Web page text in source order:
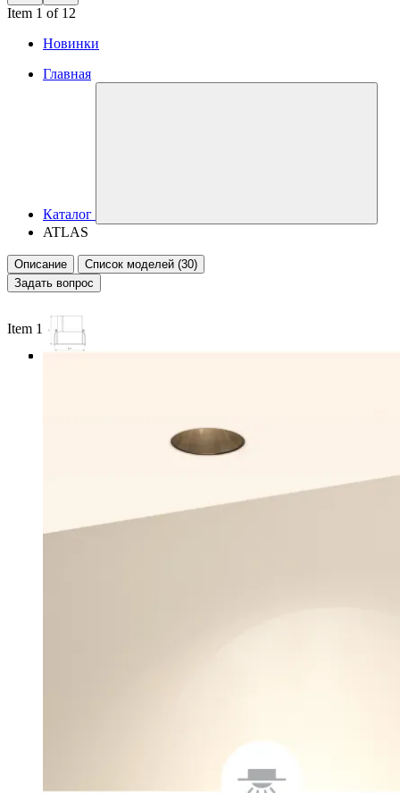
Item 1 of 12
Новинки
Главная
Каталог
ATLAS
Описание
Список моделей (30)
Задать вопрос
Item 1 of 4